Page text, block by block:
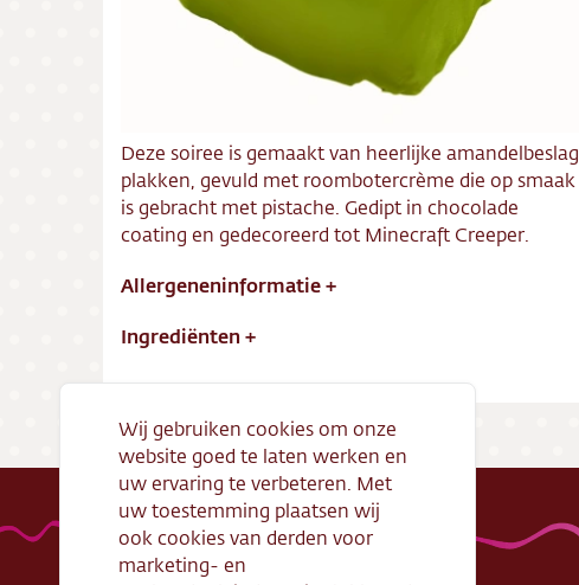
Deze soiree is gemaakt van heerlijke amandelbeslag
plakken, gevuld met roombotercrème die op smaak
is gebracht met pistache. Gedipt in chocolade
coating en gedecoreerd tot Minecraft Creeper.
Allergeneninformatie+
Ingrediënten +
Wij gebruiken cookies om onze
website goed te laten werken en
uw ervaring te verbeteren. Met
uw toestemming plaatsen wij
ook cookies van derden voor
marketing- en